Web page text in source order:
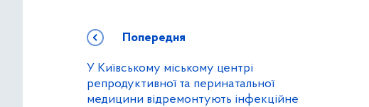
Попередня
У Київському міському центрі
репродуктивної та перинатальної
медицини відремонтують інфекційне